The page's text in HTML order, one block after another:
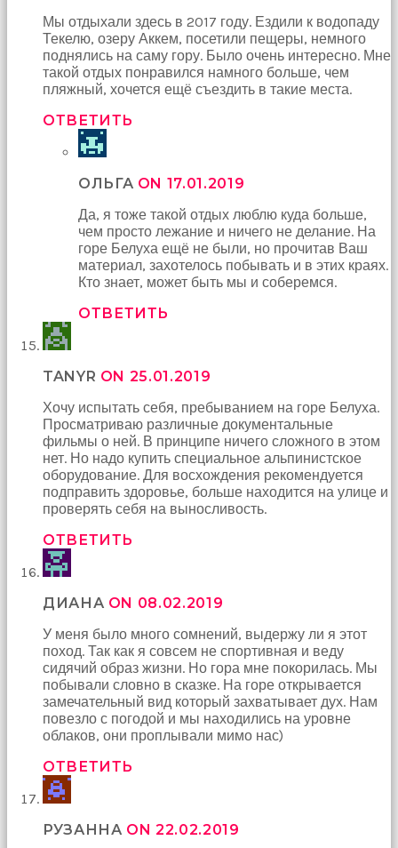
Мы отдыхали здесь в 2017 году. Ездили к водопаду
Текелю, озеру Аккем, посетили пещеры, немного
поднялись на саму гору. Было очень интересно. Мне
такой отдых понравился намного больше, чем
пляжный, хочется ещё съездить в такие места.
ОТВЕТИТЬ
ОЛЬГА ON 17.01.2019
Да, я тоже такой отдых люблю куда больше,
чем просто лежание и ничего не делание. На
горе Белуха ещё не были, но прочитав Ваш
материал, захотелось побывать и в этих краях.
Кто знает, может быть мы и соберемся.
ОТВЕТИТЬ
TANYR ON 25.01.2019
Хочу испытать себя, пребыванием на горе Белуха.
Просматриваю различные документальные
фильмы о ней. В принципе ничего сложного в этом
нет. Но надо купить специальное альпинистское
оборудование. Для восхождения рекомендуется
подправить здоровье, больше находится на улице и
проверять себя на выносливость.
ОТВЕТИТЬ
ДИАНА ON 08.02.2019
У меня было много сомнений, выдержу ли я этот
поход. Так как я совсем не спортивная и веду
сидячий образ жизни. Но гора мне покорилась. Мы
побывали словно в сказке. На горе открывается
замечательный вид который захватывает дух. Нам
повезло с погодой и мы находились на уровне
облаков, они проплывали мимо нас)
ОТВЕТИТЬ
РУЗАННА ON 22.02.2019